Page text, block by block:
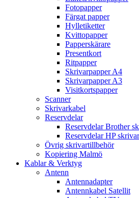
Fotopapper
Färgat papper
Hylletiketter
Kvittopapper
Papperskärare
Presentkort
Ritpapper
Skrivarpapper A4
Skrivarpapper A3
Visitkortspapper
Scanner
Skrivarkabel
Reservdelar
Reservdelar Brother
Reservdelar HP
Övrig skrivartillbehör
Kopiering Malmö
Kablar & Verktyg
Antenn
Antennadapter
Antennkabel Satellit